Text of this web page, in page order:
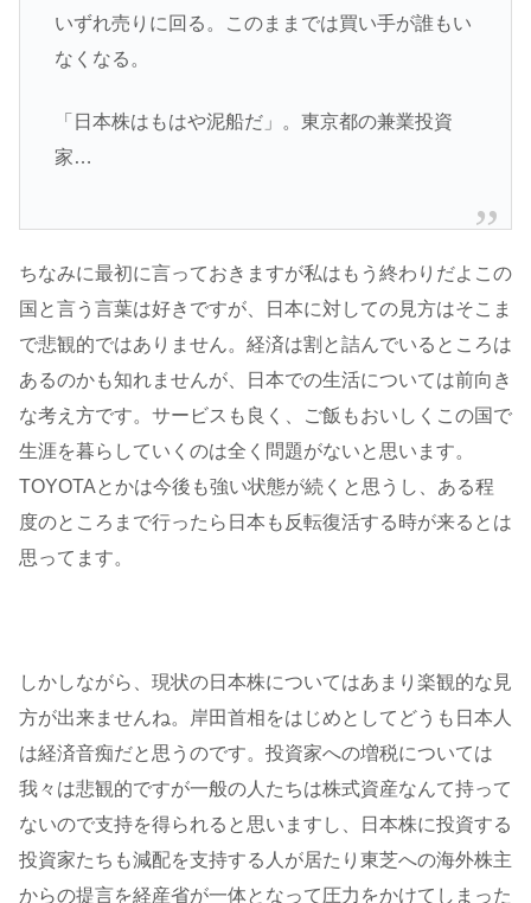
いずれ売りに回る。このままでは買い手が誰もい
なくなる。
「日本株はもはや泥船だ」。東京都の兼業投資
家…
ちなみに最初に言っておきますが私はもう終わりだよこの
国と言う言葉は好きですが、日本に対しての見方はそこま
で悲観的ではありません。経済は割と詰んでいるところは
あるのかも知れませんが、日本での生活については前向き
な考え方です。サービスも良く、ご飯もおいしくこの国で
生涯を暮らしていくのは全く問題がないと思います。
TOYOTAとかは今後も強い状態が続くと思うし、ある程
度のところまで行ったら日本も反転復活する時が来るとは
思ってます。
しかしながら、現状の日本株についてはあまり楽観的な見
方が出来ませんね。岸田首相をはじめとしてどうも日本人
は経済音痴だと思うのです。投資家への増税については
我々は悲観的ですが一般の人たちは株式資産なんて持って
ないので支持を得られると思いますし、日本株に投資する
投資家たちも減配を支持する人が居たり東芝への海外株主
からの提言を経産省が一体となって圧力をかけてしまった